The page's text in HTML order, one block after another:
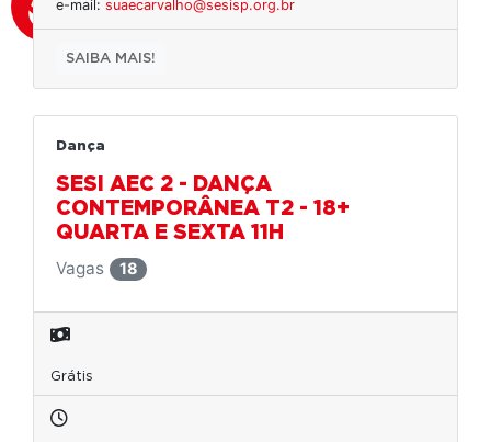
e-mail: suaecarvalho@sesisp.org.br
SAIBA MAIS!
Dança
SESI AEC 2 - DANÇA
CONTEMPORÂNEA T2 - 18+
QUARTA E SEXTA 11H
Vagas
18
Grátis